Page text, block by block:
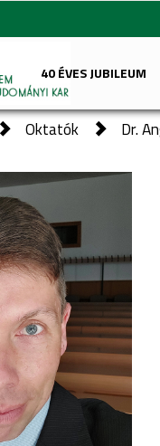
40 ÉVES JUBILEUM
Oktatók Dr.